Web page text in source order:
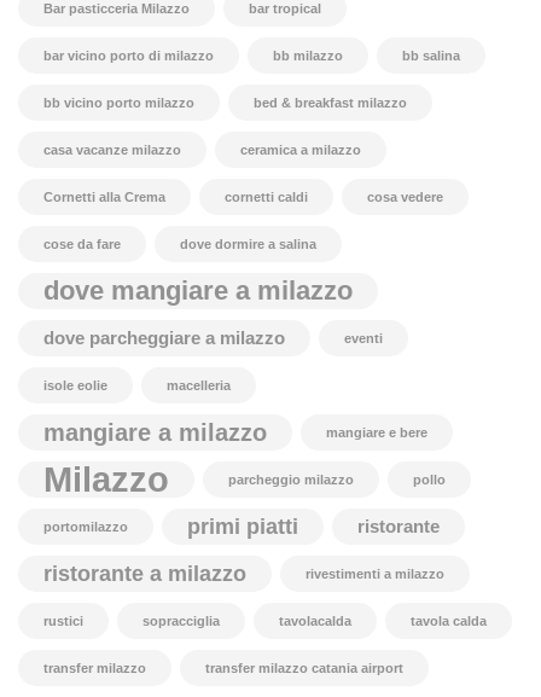
Bar pasticceria Milazzo bar tropical
bar vicino porto di milazzo bb milazzo bb salina
bb vicino porto milazzo bed & breakfast milazzo
casa vacanze milazzo ceramica a milazzo
Cornetti alla Crema cornetti caldi cosa vedere
cose da fare dove dormire a salina
dove mangiare a milazzo
dove parcheggiare a milazzo eventi
isole eolie macelleria
mangiare a milazzo mangiare e bere
Milazzo parcheggio milazzo pollo
portomilazzo primi piatti ristorante
ristorante a milazzo rivestimenti a milazzo
rustici sopracciglia tavolacalda tavola calda
transfer milazzo transfer milazzo catania airport